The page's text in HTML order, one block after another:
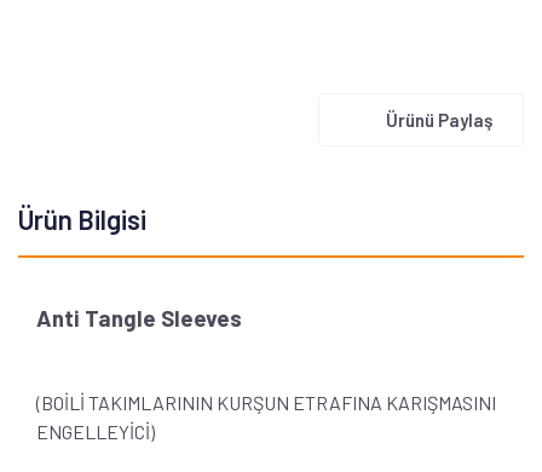
Ürünü Paylaş
Ürün Bilgisi
Anti Tangle Sleeves
(BOİLİ TAKIMLARININ KURŞUN ETRAFINA KARIŞMASINI
ENGELLEYİCİ)